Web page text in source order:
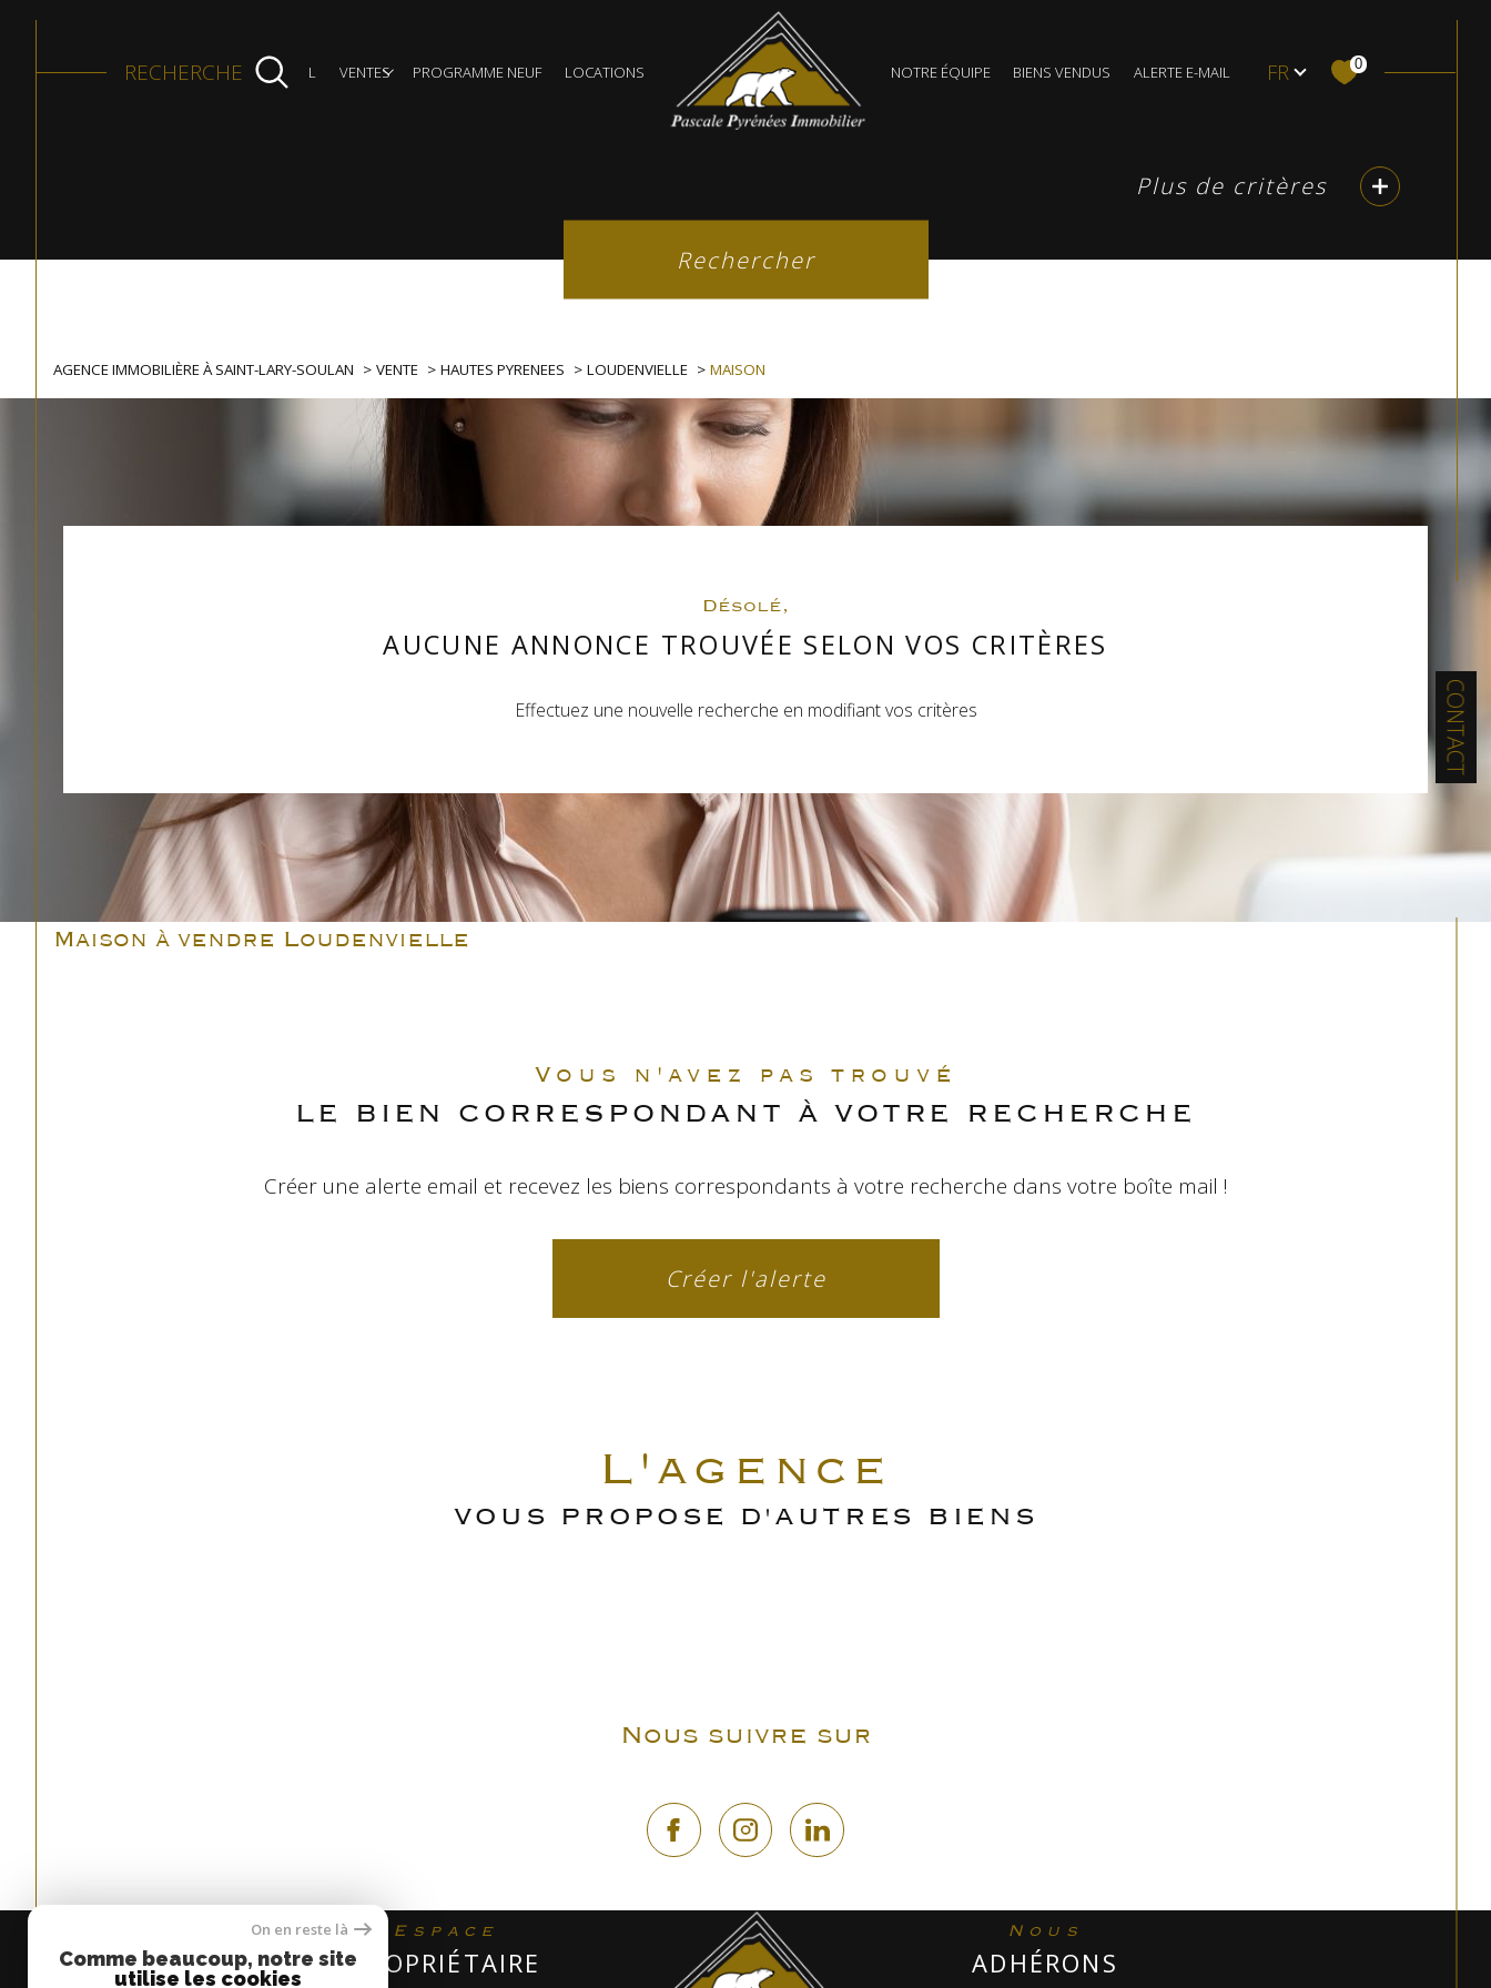
ACCUEIL VENTES
Terrains
PROGRAMME NEUF LOCATIONS NOTRE ÉQUIPE BIENS VENDUS ALERTE E-MAIL
RECHERCHE Langue
FR 0
CONTACT
Secteurs
SECTEURS
Plus de critères
Référence
Rechercher
AGENCE IMMOBILIÈRE À SAINT-LARY-SOULAN VENTE HAUTES PYRENEES LOUDENVIELLE MAISON
Désolé,
AUCUNE ANNONCE TROUVÉE SELON VOS CRITÈRES
Effectuez une nouvelle recherche en modifiant vos critères
Maison à vendre Loudenvielle
Vous n'avez pas trouvé
LE BIEN CORRESPONDANT À VOTRE RECHERCHE
Créer une alerte email et recevez les biens correspondants à votre recherche dans votre boîte mail !
Créer l'alerte
L'agence
VOUS PROPOSE D'AUTRES BIENS
Nous suivre sur
Espace
PROPRIÉTAIRE
Nous
ADHÉRONS
On en reste là
Comme beaucoup, notre site
utilise les cookies